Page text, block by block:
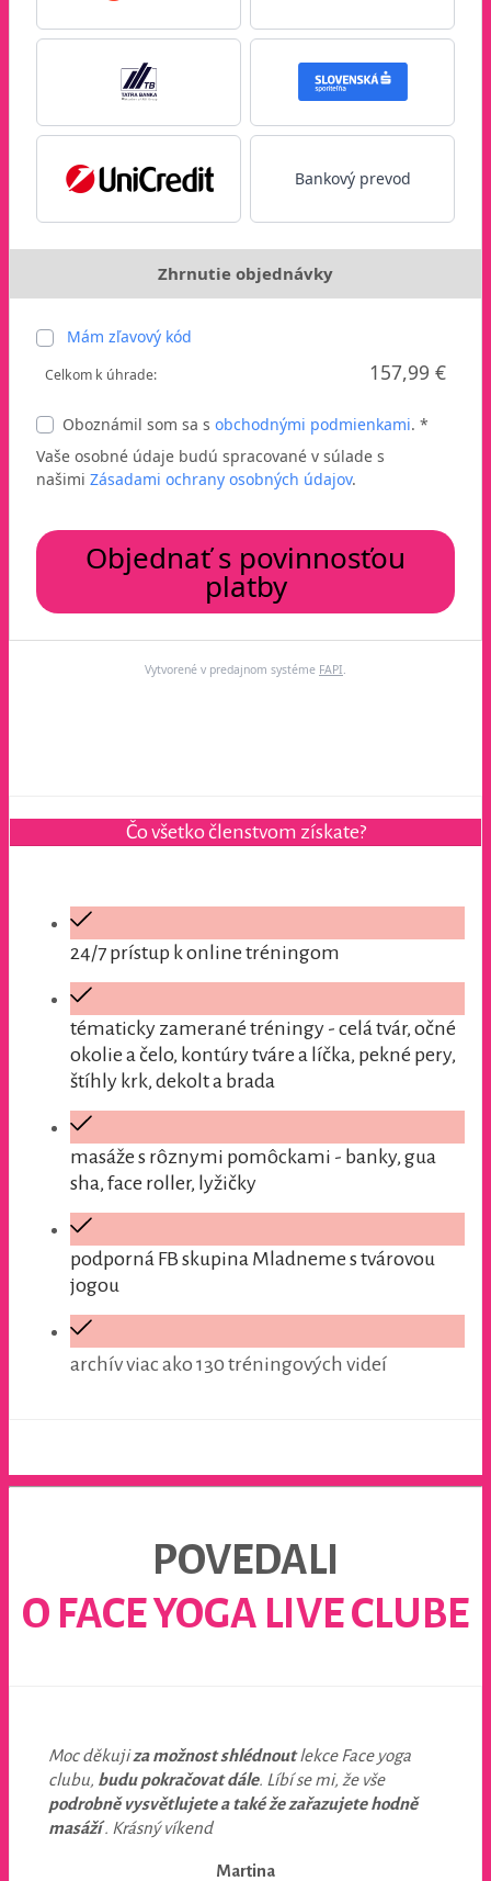
Bankový prevod
Zhrnutie objednávky
Mám zľavový kód
Celkom k úhrade: 157,99 €
Oboznámil som sa s obchodnými podmienkami. *
Vaše osobné údaje budú spracované v súlade s
našimi Zásadami ochrany osobných údajov.
Objednať s povinnosťou
platby
Vytvorené v predajnom systéme FAPI
Čo všetko členstvom získate?
24/7 prístup k online tréningom
tématicky zamerané tréningy - celá tvár, očné
okolie a čelo, kontúry tváre a líčka, pekné pery,
štíhly krk, dekolt a brada
masáže s rôznymi pomôckami - banky, gua
sha, face roller, lyžičky
podporná FB skupina Mladneme s tvárovou
jogou
archív viac ako 130 tréningových videí
POVEDALI
O FACE YOGA LIVE CLUBE
Moc děkujiza možnost shlédnoutlekce Face yoga
clubu, budu pokračovat dále. Líbí se mi, že vše
podrobně vysvětlujete a také že zařazujete hodně
masáží. Krásný víkend
Martina